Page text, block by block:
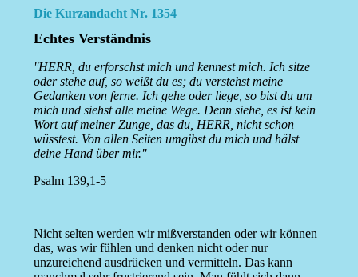
Die Kurzandacht Nr. 1354
Echtes Verständnis
''HERR, du erforschst mich und kennest mich. Ich sitze
oder stehe auf, so weißt du es; du verstehst meine
Gedanken von ferne. Ich gehe oder liege, so bist du um
mich und siehst alle meine Wege. Denn siehe, es ist kein
Wort auf meiner Zunge, das du, HERR, nicht schon
wüsstest. Von allen Seiten umgibst du mich und hälst
deine Hand über mir.''
Psalm 139,1-5
Nicht selten werden wir mißverstanden oder wir können
das, was wir fühlen und denken nicht oder nur
unzureichend ausdrücken und vermitteln. Das kann